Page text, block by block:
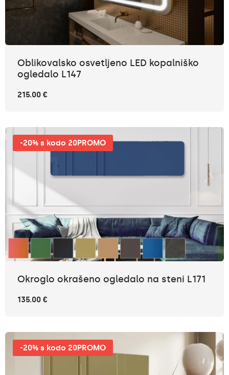
Oblikovalsko osvetljeno LED kopalniško
ogledalo L147
215.00 €
-20% s kodo 20PROMO
Okroglo okrašeno ogledalo na steni L171
135.00 €
-20% s kodo 20PROMO